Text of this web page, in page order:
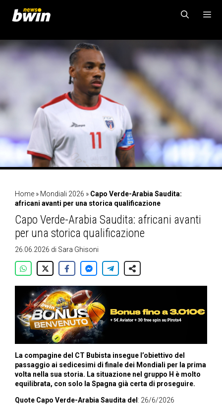
contenuto
MENU
Home » Mondiali 2026 » Capo Verde-Arabia Saudita:
africani avanti per una storica qualificazione
Capo Verde-Arabia Saudita: africani avanti
per una storica qualificazione
26.06.2026 di Sara Ghisoni
La compagine del CT Bubista insegue l’obiettivo del
passaggio ai sedicesimi di finale dei Mondiali per la prima
volta nella sua storia. La situazione nel gruppo H è molto
equilibrata, con solo la Spagna già certa di proseguire.
Quote Capo Verde-Arabia Saudita del : 26/6/2026